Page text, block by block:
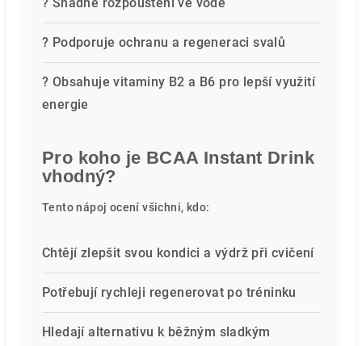
? Podporuje ochranu a regeneraci svalů
? Obsahuje vitaminy B2 a B6 pro lepší využití
energie
Pro koho je BCAA Instant Drink
vhodný?
Tento nápoj ocení všichni, kdo:
Chtějí zlepšit svou kondici a výdrž při cvičení
Potřebují rychleji regenerovat po tréninku
Hledají alternativu k běžným sladkým